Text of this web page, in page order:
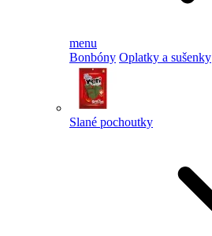
menu
Bonbóny Oplatky a sušenky
Slané pochoutky